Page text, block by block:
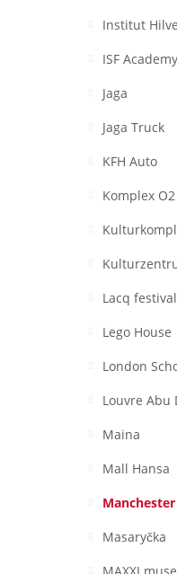
Institut
ISF Academy
Jaga
Jaga Truck
KFH Auto
Komplex
Lacq
Lego House
London
Louvre Abu
Maina
Mall Hansa
Masaryčka